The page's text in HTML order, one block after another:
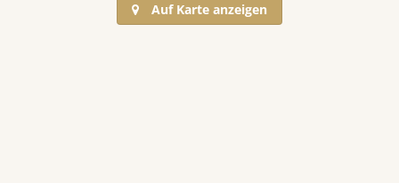
Auf Karte anzeigen